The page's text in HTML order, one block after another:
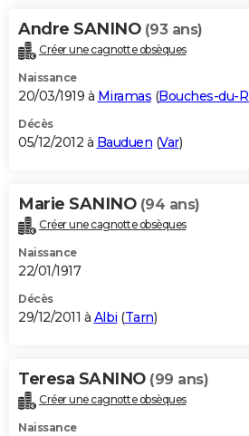
Andre SANINO (93 ans)
Créer une cagnotte obsèques
Naissance
20/03/1919 à Miramas (Bouches-du-
Décès
05/12/2012 à Bauduen (Var)
Marie SANINO (94 ans)
Créer une cagnotte obsèques
Naissance
22/01/1917
Décès
29/12/2011 à Albi (Tarn)
Teresa SANINO (99 ans)
Créer une cagnotte obsèques
Naissance